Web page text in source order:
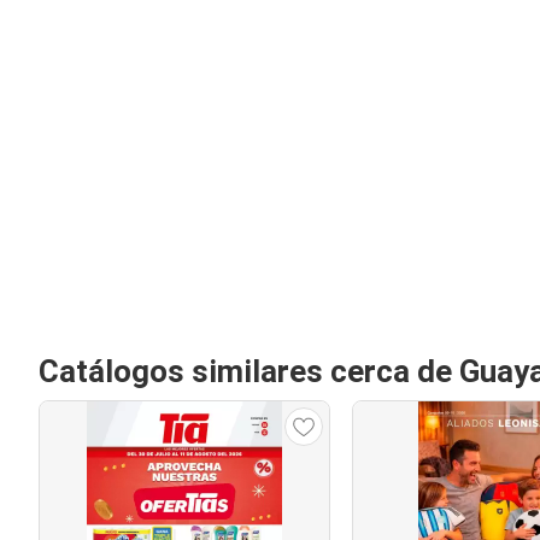
Catálogos similares cerca de